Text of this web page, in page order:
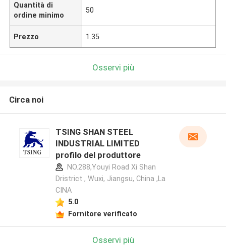
Quantità di
ordine minimo
50
Prezzo 1.35
Osservi più
Circa noi
TSING SHAN STEEL
INDUSTRIAL LIMITED
profilo del produttore
NO.288,Youyi Road Xi Shan
Dristrict , Wuxi, Jiangsu, China ,La
CINA
5.0
Fornitore verificato
Osservi più